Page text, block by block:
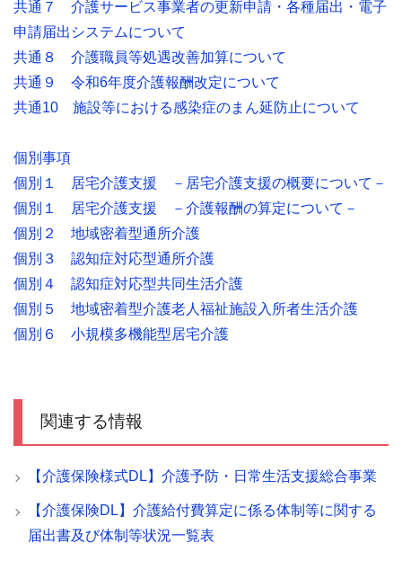
共通７ 介護サービス事業者の更新申請・各種届出・電子
申請届出システムについて
共通８ 介護職員等処遇改善加算について
共通９ 令和6年度介護報酬改定について
共通10 施設等における感染症のまん延防止について
個別事項
個別１ 居宅介護支援 －居宅介護支援の概要について－
個別１ 居宅介護支援 －介護報酬の算定について－
個別２ 地域密着型通所介護
個別３ 認知症対応型通所介護
個別４ 認知症対応型共同生活介護
個別５ 地域密着型介護老人福祉施設入所者生活介護
個別６ 小規模多機能型居宅介護
関連する情報
【介護保険様式DL】介護予防・日常生活支援総合事業
【介護保険DL】介護給付費算定に係る体制等に関する
届出書及び体制等状況一覧表